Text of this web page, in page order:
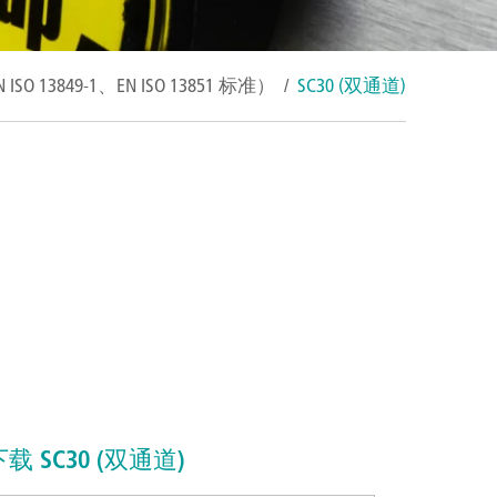
13849-1、EN ISO 13851 标准）​ / SC30 (双通道)
载 SC30 (双通道)